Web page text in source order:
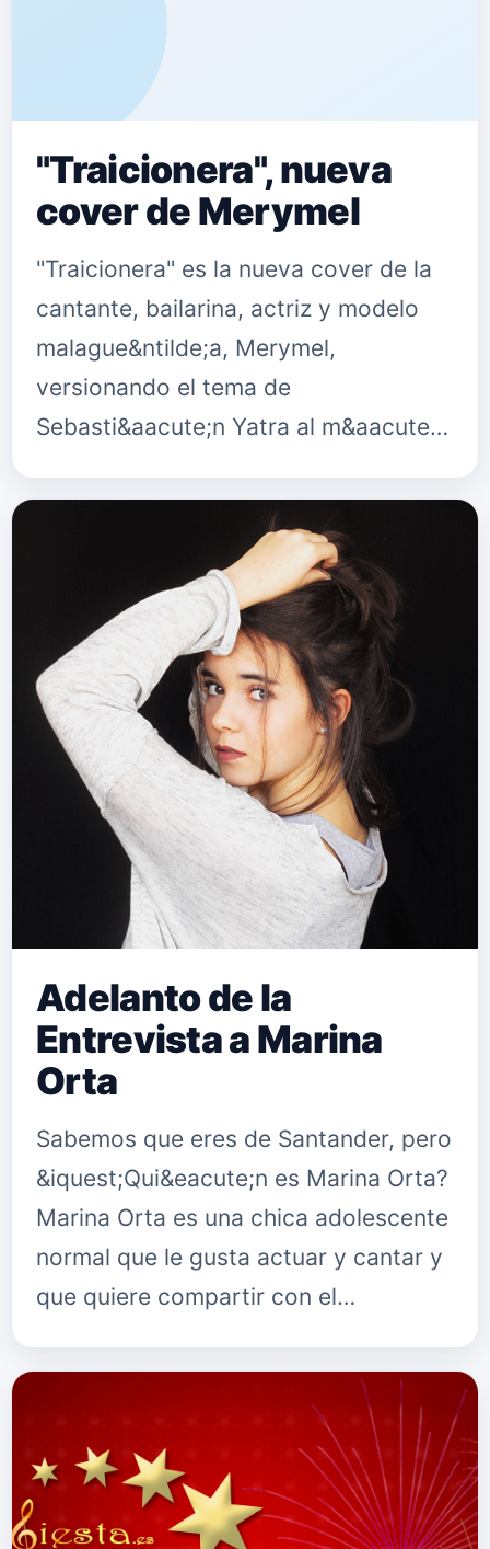
ElFiesta.es {fastsocialshare}
"Traicionera", nueva
cover de Merymel
"Traicionera" es la nueva cover de la
cantante, bailarina, actriz y modelo
malague&ntilde;a, Merymel,
versionando el tema de
Sebasti&aacute;n Yatra al m&aacute;s
Merymel en: Su Twitter
Adelanto de la
Entrevista a Marina
Orta
Sabemos que eres de Santander, pero
&iquest;Qui&eacute;n es Marina Orta?
Marina Orta es una chica adolescente
normal que le gusta actuar y cantar y
que quiere compartir con el
gusta hacer &iquest;Qu&eacut…